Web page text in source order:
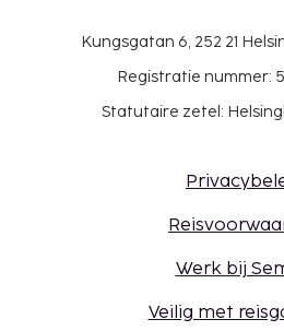
Kungsgatan 6, 252 21
Registratie nummer:
Statutaire zetel:
Werk bij
Veilig met